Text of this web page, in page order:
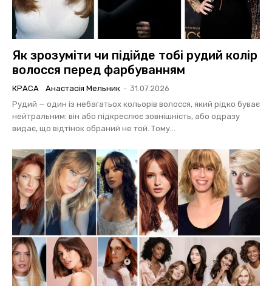
Як зрозуміти чи підійде тобі рудий колір
волосся перед фарбуванням
КРАСА Анастасія Мельник - 31.07.2026
Рудий — один із небагатьох кольорів волосся, який рідко буває
нейтральним: він або підкреслює зовнішність, або одразу
видає, що відтінок обраний не той. Тому...